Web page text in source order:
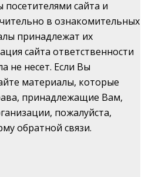
сайта и
в ознакомительных
принадлежат их
сайта ответственности
не несет. Если Вы
материалы, которые
принадлежащие Вам,
пожалуйста,
обратной связи.